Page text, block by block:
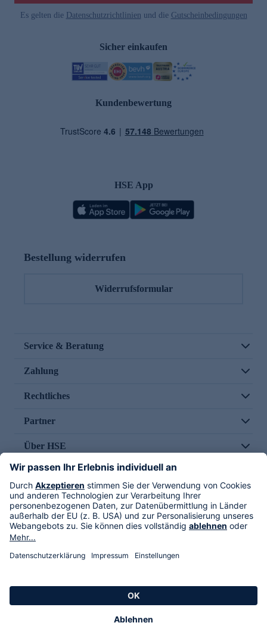
Es gelten die Datenschutzrichtlinien und die Gutscheinbedingungen
Sicher einkaufen
Kundenbewertung
HSE App
Bestellung widerrufen
Widerrufsformular
Service & Beratung
Zahlung
Rechtliches
Partner
Über HSE
Im TV
HSE International